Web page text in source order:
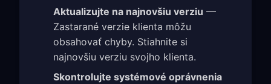
Aktualizujte na najnovšiu verziu —
Zastarané verzie klienta môžu
obsahovať chyby. Stiahnite si
najnovšiu verziu svojho klienta.
Skontrolujte systémové oprávnenia